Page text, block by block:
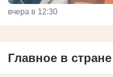
вчера в 12:30
Главное в стране